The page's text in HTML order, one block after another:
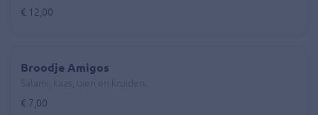
€ 12,00
Broodje Amigos
€ 7,00